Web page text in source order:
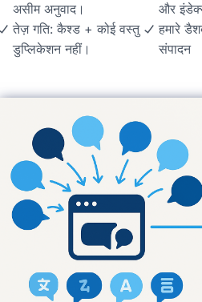
असीम अनुवाद।
तेज़ गति: कैश्ड + कोई वस्तु
डुप्लिकेशन नहीं।
और
हमारे
संपादन